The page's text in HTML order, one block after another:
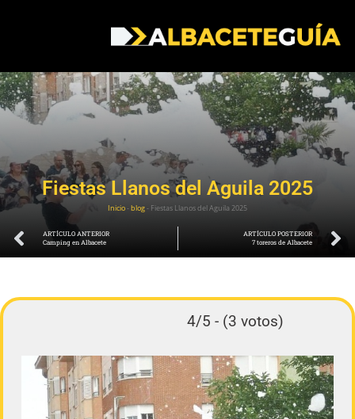
Fiestas Llanos del Aguila 2025
Inicio-blog- Fiestas Llanos del Aguila 2025
ARTÍCULO ANTERIOR
Camping en Albacete
ARTÍCULO POSTERIOR
7 toreros de Albacete
4/5 - (3 votos)